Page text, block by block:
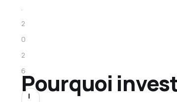
Pourquoi
e
r
t
i
2
0
2
6
I